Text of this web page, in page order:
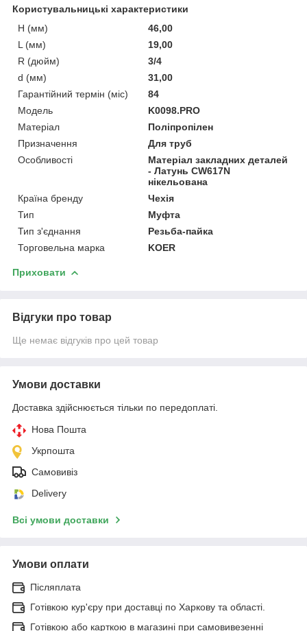
Користувальницькі характеристики
H (мм)
46,00
L (мм)
19,00
R (дюйм)
3/4
d (мм)
31,00
Гарантійний термін (міс)
84
Мoдель
K0098.PRO
Матеріал
Поліпропілен
Призначення
Для труб
Особливості
Матеріал закладних деталей
- Латунь CW617N
нікельована
Країна бренду
Чехія
Тип
Муфта
Тип з'єднання
Резьба-пайка
Торговельна марка
KOER
Приховати
Відгуки про товар
Ще немає відгуків про цей товар
Умови доставки
Доставка здійснюється тільки по передоплаті.
Нова Пошта
Укрпошта
Самовивіз
Delivery
Всі умови доставки
Умови оплати
Післяплата
Готівкою кур'єру при доставці по Харкову та області.
Готівкою або карткою в магазині при самовивезенні